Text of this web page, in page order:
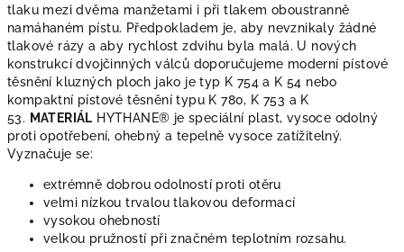
tlaku mezi dvěma manžetami i při tlakem oboustranně
namáhaném pístu. Předpokladem je, aby nevznikaly žádné
tlakové rázy a aby rychlost zdvihu byla malá. U nových
konstrukcí dvojčinných válců doporučujeme moderní pístové
těsnění kluzných ploch jako je typ K 754 a K 54 nebo
kompaktní pístové těsnění typu K 780, K 753 a K
53. MATERIÁL HYTHANE® je speciální plast, vysoce odolný
proti opotřebení, ohebný a tepelně vysoce zatížitelný.
Vyznačuje se:
extrémně dobrou odolností proti otěru
velmi nízkou trvalou tlakovou deformací
vysokou ohebností
velkou pružností při značném teplotním rozsahu.